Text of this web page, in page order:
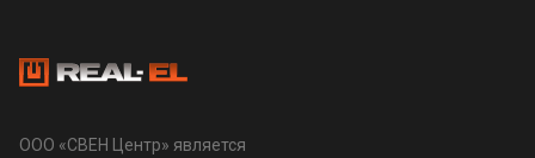
ООО «СВЕН Центр» является